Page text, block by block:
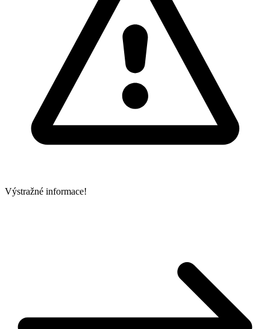
Výstražné informace!